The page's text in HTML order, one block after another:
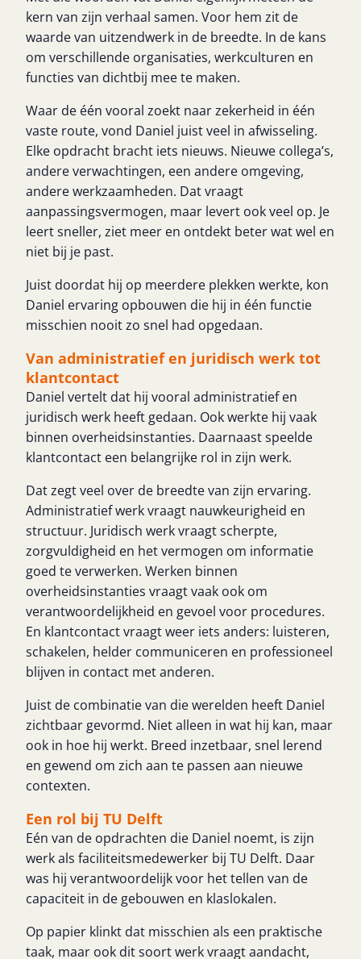
kern van zijn verhaal samen. Voor hem zit de
waarde van uitzendwerk in de breedte. In de kans
om verschillende organisaties, werkculturen en
functies van dichtbij mee te maken.
Waar de één vooral zoekt naar zekerheid in één
vaste route, vond Daniel juist veel in afwisseling.
Elke opdracht bracht iets nieuws. Nieuwe collega’s,
andere verwachtingen, een andere omgeving,
andere werkzaamheden. Dat vraagt
aanpassingsvermogen, maar levert ook veel op. Je
leert sneller, ziet meer en ontdekt beter wat wel en
niet bij je past.
Juist doordat hij op meerdere plekken werkte, kon
Daniel ervaring opbouwen die hij in één functie
misschien nooit zo snel had opgedaan.
Van administratief en juridisch werk tot
klantcontact
Daniel vertelt dat hij vooral administratief en
juridisch werk heeft gedaan. Ook werkte hij vaak
binnen overheidsinstanties. Daarnaast speelde
klantcontact een belangrijke rol in zijn werk.
Dat zegt veel over de breedte van zijn ervaring.
Administratief werk vraagt nauwkeurigheid en
structuur. Juridisch werk vraagt scherpte,
zorgvuldigheid en het vermogen om informatie
goed te verwerken. Werken binnen
overheidsinstanties vraagt vaak ook om
verantwoordelijkheid en gevoel voor procedures.
En klantcontact vraagt weer iets anders: luisteren,
schakelen, helder communiceren en professioneel
blijven in contact met anderen.
Juist de combinatie van die werelden heeft Daniel
zichtbaar gevormd. Niet alleen in wat hij kan, maar
ook in hoe hij werkt. Breed inzetbaar, snel lerend
en gewend om zich aan te passen aan nieuwe
contexten.
Een rol bij TU Delft
Eén van de opdrachten die Daniel noemt, is zijn
werk als faciliteitsmedewerker bij TU Delft. Daar
was hij verantwoordelijk voor het tellen van de
capaciteit in de gebouwen en klaslokalen.
Op papier klinkt dat misschien als een praktische
taak, maar ook dit soort werk vraagt aandacht,